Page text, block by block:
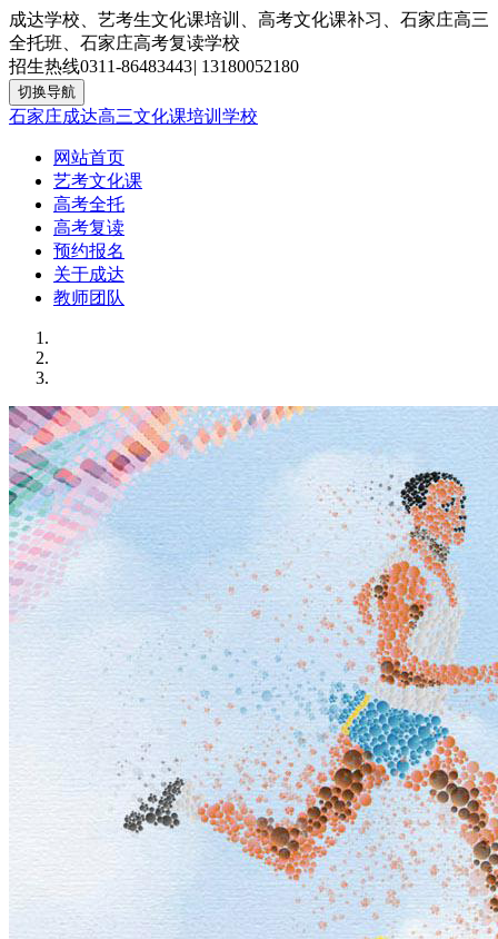
成达学校、艺考生文化课培训、高考文化课补习、石家庄高三
全托班、石家庄高考复读学校
招生热线0311-86483443| 13180052180
切换导航
石家庄成达高三文化课培训学校
网站首页
艺考文化课
高考全托
高考复读
预约报名
关于成达
教师团队